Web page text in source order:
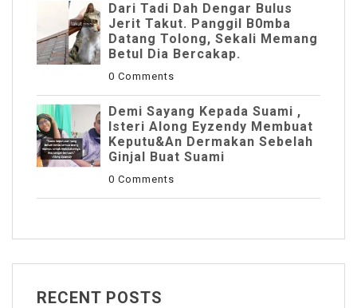
Dari Tadi Dah Dengar Bulus
Jerit Takut. Panggil B0mba
Datang Tolong, Sekali Memang
Betul Dia Bercakap.
0 Comments
Demi Sayang Kepada Suami ,
Isteri Along Eyzendy Membuat
Keputu&an Dermakan Sebelah
Ginjal Buat Suami
0 Comments
RECENT POSTS